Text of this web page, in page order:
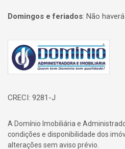
Domingos e feriados: Não
Página inicial
CRECI: 9281-J
A Domínio Imobiliária e
condições e disponibilidade dos
alterações sem aviso prévio.